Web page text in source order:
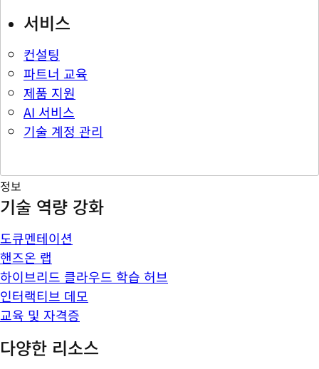
서비스
컨설팅
파트너 교육
제품 지원
AI 서비스
기술 계정 관리
정보
기술 역량 강화
도큐멘테이션
핸즈온 랩
하이브리드 클라우드 학습 허브
인터랙티브 데모
교육 및 자격증
다양한 리소스